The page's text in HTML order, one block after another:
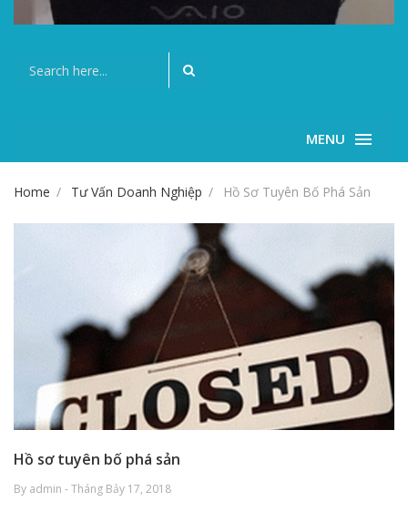
MENU
Home Tư Vấn Doanh Nghiệp Hồ Sơ Tuyên Bố Phá Sản
Hồ sơ tuyên bố phá sản
By admin - Tháng Bảy 17, 2018